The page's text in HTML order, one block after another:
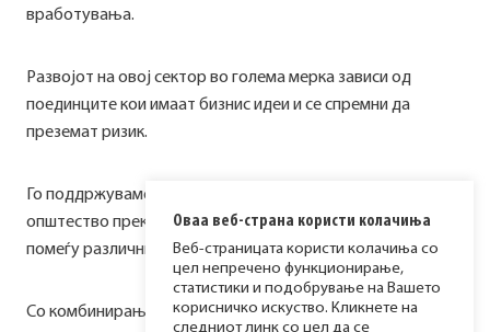
вработувања.
Развојот на овој сектор во голема мерка зависи од
поединците кои имаат бизнис идеи и се спремни да
преземат ризик.
Го поддржуваме развојот на претприемачкото
општество преку креирање на претприемачка култура
помеѓу различни општествени групи.
Со комбинирање на бизнис обуките и практичните
Оваа веб-страна користи колачиња
Веб-страницата користи колачиња со
цел непречено функционирање,
статистики и подобрување на Вашето
корисничко искуство. Кликнете на
следниот линк со цел да се